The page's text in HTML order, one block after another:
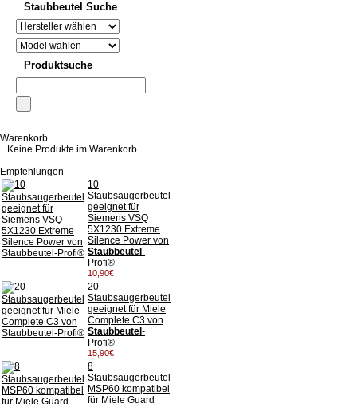
Staubbeutel Suche
Produktsuche
Warenkorb
Keine Produkte im Warenkorb
Empfehlungen
10
Staubsaugerbeutel
geeignet für
Siemens VSQ
5X1230 Extreme
Silence Power von
Staubbeutel -
Profi®
10,90€
20
Staubsaugerbeutel
geeignet für Miele
Complete C3 von
Staubbeutel -
Profi®
15,90€
8
Staubsaugerbeutel
MSP60 kompatibel
für Miele Guard